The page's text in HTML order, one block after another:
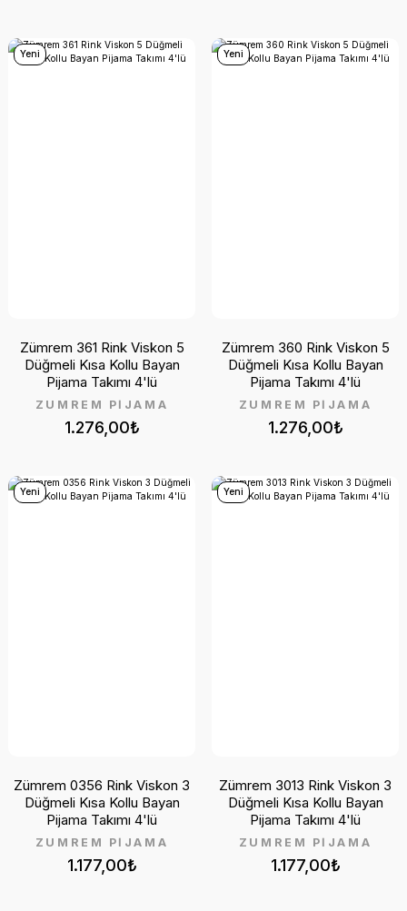
Yeni
1.276,00₺
ZÜMREM PİJAMA
Zümrem 361 Rink Viskon 5
Düğmeli Kısa Kollu Bayan
Pijama Takımı 4'lü
Yeni
1.276,00₺
ZÜMREM PİJAMA
Zümrem 360 Rink Viskon 5
Düğmeli Kısa Kollu Bayan
Pijama Takımı 4'lü
Yeni
1.177,00₺
ZÜMREM PİJAMA
Zümrem 0356 Rink Viskon 3
Düğmeli Kısa Kollu Bayan
Pijama Takımı 4'lü
Yeni
1.177,00₺
ZÜMREM PİJAMA
Zümrem 3013 Rink Viskon 3
Düğmeli Kısa Kollu Bayan
Pijama Takımı 4'lü